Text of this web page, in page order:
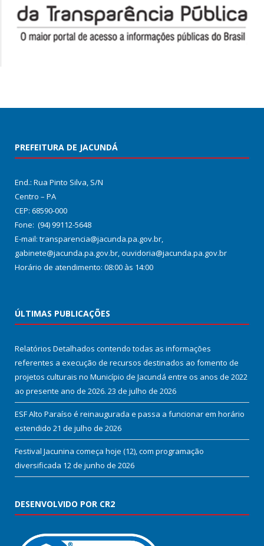
PREFEITURA DE JACUNDÁ
End.: Rua Pinto Silva, S/N
Centro – PA
CEP: 68590-000
Fone: (94) 99112-5648
E-mail: transparencia@jacunda.pa.gov.br,
gabinete@jacunda.pa.gov.br, ouvidoria@jacunda.pa.gov.br
Horário de atendimento: 08:00 às 14:00
ÚLTIMAS PUBLICAÇÕES
Relatórios Detalhados contendo todas as informações
referentes a execução de recursos destinados ao fomento de
projetos culturais no Município de Jacundá entre os anos de 2022
ao presente ano de 2026. 23 de julho de 2026
ESF Alto Paraíso é reinaugurada e passa a funcionar em horário
estendido 21 de julho de 2026
Festival Jacunina começa hoje (12), com programação
diversificada 12 de junho de 2026
DESENVOLVIDO POR CR2